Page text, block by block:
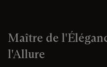
Maître de
l'Allure